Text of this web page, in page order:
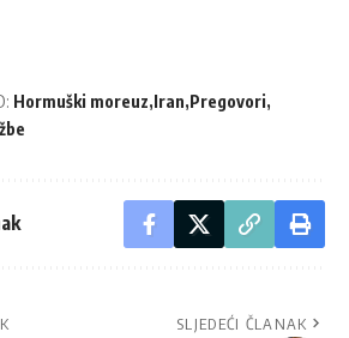
Hormuški moreuz Iran Pregovori
SLJEDEĆI ČLANAK